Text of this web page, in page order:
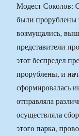
Модест Соколов:
были прорублены
возмущались,
представители
этот беспредел
прорублены, и
сформировалась
отправляла
осуществляла
этого парка,